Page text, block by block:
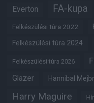
Everton FA-kupa
Felkészülési túra 2022
Felkészülési túra 2024
Felkészülési túra 2026
Glazer Hannibal
Harry Maguire